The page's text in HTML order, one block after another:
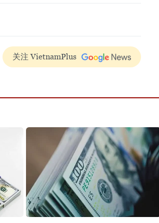
关注 VietnamPlus